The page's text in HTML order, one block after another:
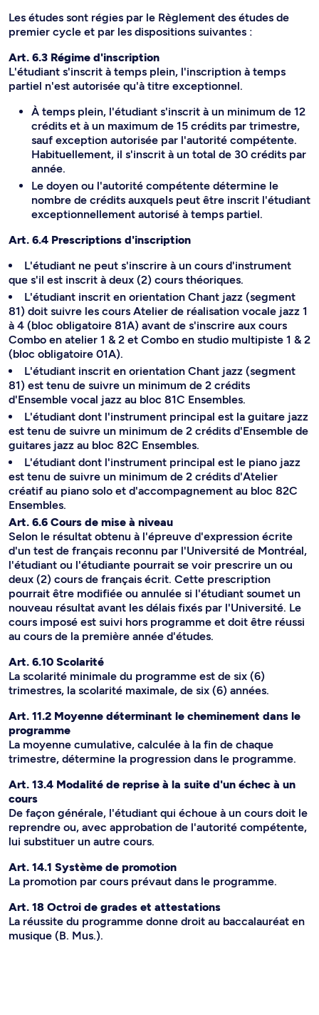
Les études sont régies par le Règlement des études de
premier cycle et par les dispositions suivantes :
Art. 6.3 Régime d'inscription
L'étudiant s'inscrit à temps plein, l'inscription à temps
partiel n'est autorisée qu'à titre exceptionnel.
À temps plein, l'étudiant s'inscrit à un minimum de 12
crédits et à un maximum de 15 crédits par trimestre,
sauf exception autorisée par l'autorité compétente.
Habituellement, il s'inscrit à un total de 30 crédits par
année.
Le doyen ou l'autorité compétente détermine le
nombre de crédits auxquels peut être inscrit l'étudiant
exceptionnellement autorisé à temps partiel.
Art. 6.4 Prescriptions d'inscription
L'étudiant ne peut s'inscrire à un cours d'instrument
que s'il est inscrit à deux (2) cours théoriques.
L'étudiant inscrit en orientation Chant jazz (segment
81) doit suivre les cours Atelier de réalisation vocale jazz 1
à 4 (bloc obligatoire 81A) avant de s'inscrire aux cours
Combo en atelier 1 & 2 et Combo en studio multipiste 1 & 2
(bloc obligatoire 01A).
L'étudiant inscrit en orientation Chant jazz (segment
81) est tenu de suivre un minimum de 2 crédits
d'Ensemble vocal jazz au bloc 81C Ensembles.
L'étudiant dont l'instrument principal est la guitare jazz
est tenu de suivre un minimum de 2 crédits d'Ensemble de
guitares jazz au bloc 82C Ensembles.
L'étudiant dont l'instrument principal est le piano jazz
est tenu de suivre un minimum de 2 crédits d'Atelier
créatif au piano solo et d'accompagnement au bloc 82C
Ensembles.
Art. 6.6 Cours de mise à niveau
Selon le résultat obtenu à l'épreuve d'expression écrite
d'un test de français reconnu par l'Université de Montréal,
l'étudiant ou l'étudiante pourrait se voir prescrire un ou
deux (2) cours de français écrit. Cette prescription
pourrait être modifiée ou annulée si l'étudiant soumet un
nouveau résultat avant les délais fixés par l'Université. Le
cours imposé est suivi hors programme et doit être réussi
au cours de la première année d'études.
Art. 6.10 Scolarité
La scolarité minimale du programme est de six (6)
trimestres, la scolarité maximale, de six (6) années.
Art. 11.2 Moyenne déterminant le cheminement dans le
programme
La moyenne cumulative, calculée à la fin de chaque
trimestre, détermine la progression dans le programme.
Art. 13.4 Modalité de reprise à la suite d'un échec à un
cours
De façon générale, l'étudiant qui échoue à un cours doit le
reprendre ou, avec approbation de l'autorité compétente,
lui substituer un autre cours.
Art. 14.1 Système de promotion
La promotion par cours prévaut dans le programme.
Art. 18 Octroi de grades et attestations
La réussite du programme donne droit au baccalauréat en
musique (B. Mus.).